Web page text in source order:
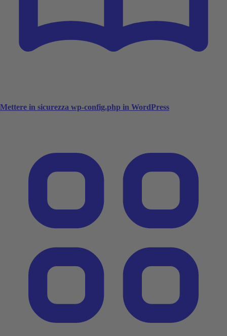
Mettere in sicurezza wp-config.php in WordPress